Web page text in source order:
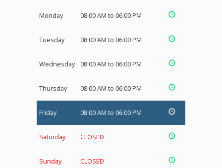
Monday 08:00 AM to 06:00 PM
Tuesday 08:00 AM to 06:00 PM
Wednesday 08:00 AM to 06:00 PM
Thursday 08:00 AM to 06:00 PM
Friday 08:00 AM to 06:00 PM
Saturday CLOSED
Sunday CLOSED